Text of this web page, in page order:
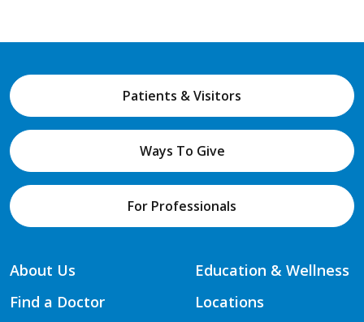
Patients & Visitors
Ways To Give
For Professionals
About Us
Find a Doctor
Education & Wellness
Locations